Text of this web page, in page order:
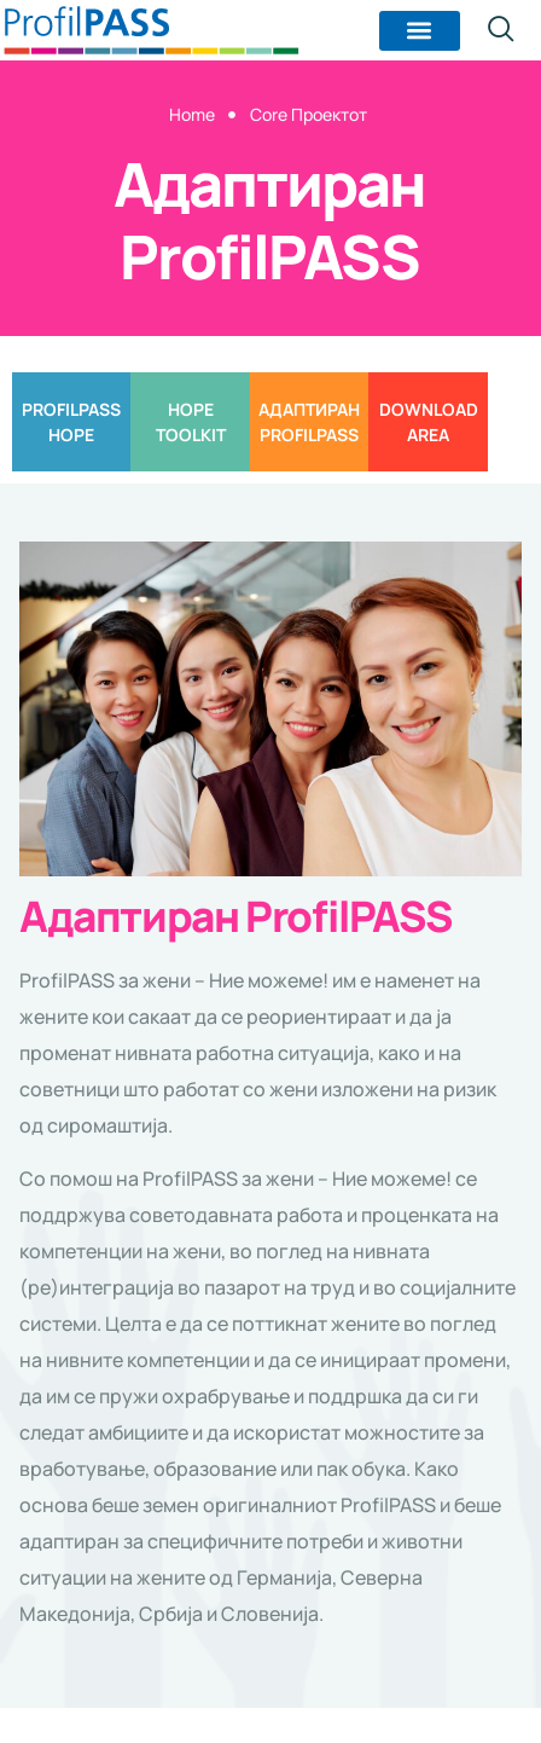
Home Core Проектот
Адаптиран
ProfilPASS
PROFILPASS
HOPE
HOPE
TOOLKIT
АДАПТИРАН
PROFILPASS
DOWNLOAD
AREA
Адаптиран ProfilPASS
ProfilPASS за жени – Ние можеме! им е наменет на
жените кои сакаат да се реориентираат и да ја
променат нивната работна ситуација, како и на
советници што работат со жени изложени на ризик
од сиромаштија.
Со помош на ProfilPASS за жени – Ние можеме! се
поддржува советодавната работа и проценката на
компетенции на жени, во поглед на нивната
(ре)интеграција во пазарот на труд и во социјалните
системи. Целта е да се поттикнат жените во поглед
на нивните компетенции и да се иницираат промени,
да им се пружи охрабрување и поддршка да си ги
следат амбициите и да искористат можностите за
вработување, образование или пак обука. Како
основа беше земен оригиналниот ProfilPASS и беше
адаптиран за специфичните потреби и животни
ситуации на жените од Германија, Северна
Македонија, Србија и Словенија.